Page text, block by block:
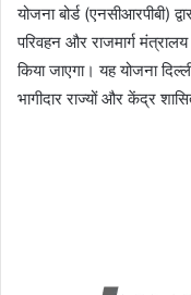
योजना बोर्ड (एनसीआरपीबी)
परिवहन और राजमार्ग
किया जाएगा। यह योजना
भागीदार राज्यों और केंद्र